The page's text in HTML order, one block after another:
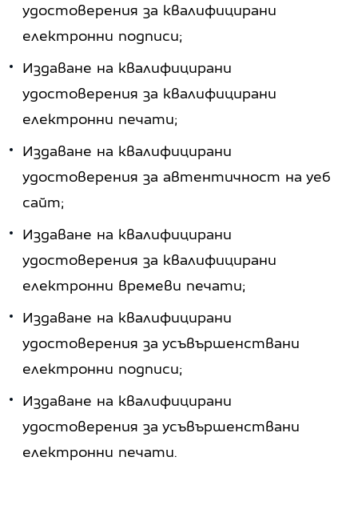
удостоверения за квалифицирани
електронни подписи;
Издаване на квалифицирани
удостоверения за квалифицирани
електронни печати;
Издаване на квалифицирани
удостоверения за автентичност на уеб
сайт;
Издаване на квалифицирани
удостоверения за квалифицирани
електронни времеви печати;
Издаване на квалифицирани
удостоверения за усъвършенствани
електронни подписи;
Издаване на квалифицирани
удостоверения за усъвършенствани
електронни печати.